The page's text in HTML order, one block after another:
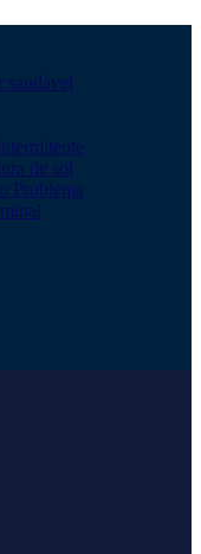
saudável
de sol
Problema